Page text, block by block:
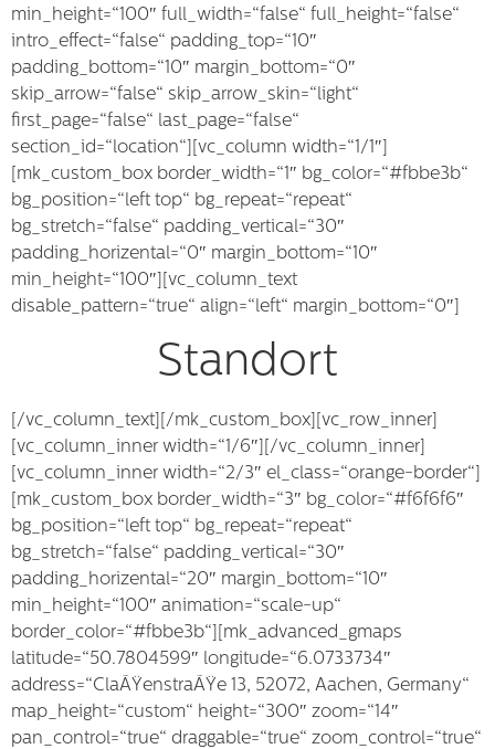
min_height=“100″ full_width=“false“ full_height=“false“
intro_effect=“false“ padding_top=“10″
padding_bottom=“10″ margin_bottom=“0″
skip_arrow=“false“ skip_arrow_skin=“light“
first_page=“false“ last_page=“false“
section_id=“location“][vc_column width=“1/1″]
[mk_custom_box border_width=“1″ bg_color=“#fbbe3b“
bg_position=“left top“ bg_repeat=“repeat“
bg_stretch=“false“ padding_vertical=“30″
padding_horizental=“0″ margin_bottom=“10″
min_height=“100″][vc_column_text
disable_pattern=“true“ align=“left“ margin_bottom=“0″]
Standort
[/vc_column_text][/mk_custom_box][vc_row_inner]
[vc_column_inner width=“1/6″][/vc_column_inner]
[vc_column_inner width=“2/3″ el_class=“orange-border“]
[mk_custom_box border_width=“3″ bg_color=“#f6f6f6″
bg_position=“left top“ bg_repeat=“repeat“
bg_stretch=“false“ padding_vertical=“30″
padding_horizental=“20″ margin_bottom=“10″
min_height=“100″ animation=“scale-up“
border_color=“#fbbe3b“][mk_advanced_gmaps
latitude=“50.7804599″ longitude=“6.0733734″
address=“ClaÃŸenstraÃŸe 13, 52072, Aachen, Germany“
map_height=“custom“ height=“300″ zoom=“14″
pan_control=“true“ draggable=“true“ zoom_control=“true“